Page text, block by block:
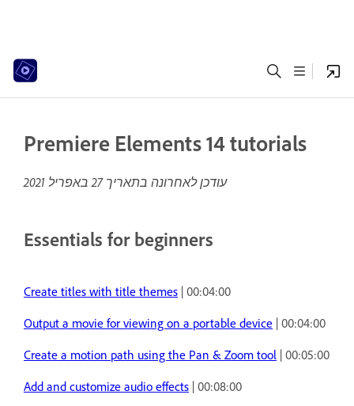
Premiere Elements 14 tutorials
עודכן לאחרונה בתאריך27 באפריל 2021
Essentials for beginners
Create titles with title themes | 00:04:00
Output a movie for viewing on a portable device | 00:04:00
Create a motion path using the Pan & Zoom tool | 00:05:00
Add and customize audio effects | 00:08:00